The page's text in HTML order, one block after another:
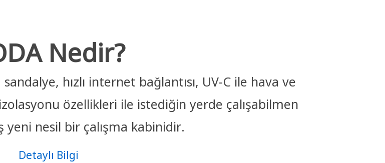
Nedir?
hızlı internet bağlantısı, UV-C ile hava ve
özellikleri ile istediğin yerde çalışabilmen
yeni nesil bir çalışma kabinidir.
Detaylı Bilgi